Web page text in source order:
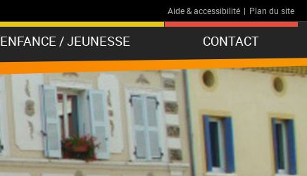
Aide & accessibilité | Plan du site
ENFANCE / JEUNESSE CONTACT